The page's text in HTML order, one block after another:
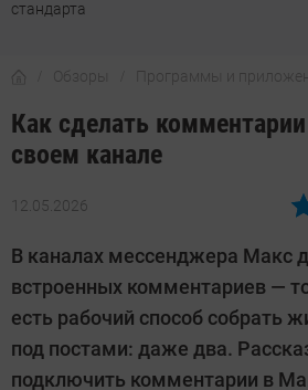
Обзоры Программы и
Как сделать
своем канале
12.05.2026
Автор:
Ивовый
В каналах мессенджера Макс
встроенных комментариев —
есть рабочий способ собрать
под постами: даже два.
подключить комментарии в